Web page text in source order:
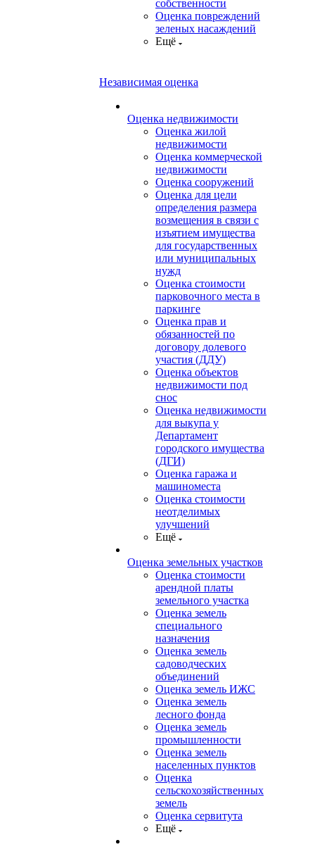
собственности
Оценка повреждений
зеленых насаждений
Ещё
Независимая оценка
Оценка недвижимости
Оценка жилой
недвижимости
Оценка коммерческой
недвижимости
Оценка сооружений
Оценка для цели
определения размера
возмещения в связи с
изъятием имущества
для государственных
или муниципальных
нужд
Оценка стоимости
парковочного места в
паркинге
Оценка прав и
обязанностей по
договору долевого
участия (ДДУ)
Оценка объектов
недвижимости под
снос
Оценка недвижимости
для выкупа у
Департамент
городского имущества
(ДГИ)
Оценка гаража и
машиноместа
Оценка стоимости
неотделимых
улучшений
Ещё
Оценка земельных участков
Оценка стоимости
арендной платы
земельного участка
Оценка земель
специального
назначения
Оценка земель
садоводческих
объединений
Оценка земель ИЖС
Оценка земель
лесного фонда
Оценка земель
промышленности
Оценка земель
населенных пунктов
Оценка
сельскохозяйственных
земель
Оценка сервитута
Ещё